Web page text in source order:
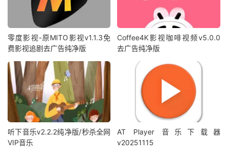
零度影视-原MITO影视v1.1.3免
费影视追剧去广告纯净版
Coffee4K影视咖啡视频v5.0.0
去广告纯净版
听下音乐v2.2.2纯净版/秒杀全网
VIP音乐
AT Player 音乐下载器
v20251115